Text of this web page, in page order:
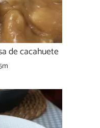
de cacahuete